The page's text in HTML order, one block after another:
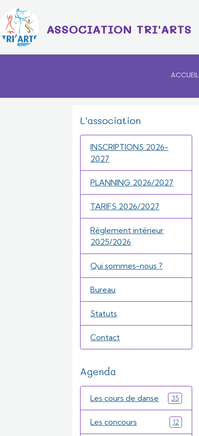
ASSOCIATION TRI'ARTS
ACCUEIL
L'association
INSCRIPTIONS 2026-
2027
PLANNING 2026/2027
TARIFS 2026/2027
Règlement intérieur
2025/2026
Qui sommes-nous ?
Bureau
Statuts
Contact
Agenda
Les cours de danse 35
Les concours 12